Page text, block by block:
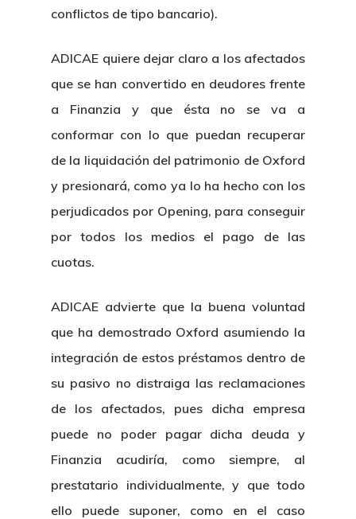
conflictos de tipo bancario).
ADICAE quiere dejar claro a los afectados
que se han convertido en deudores frente
a Finanzia y que ésta no se va a
conformar con lo que puedan recuperar
de la liquidación del patrimonio de Oxford
y presionará, como ya lo ha hecho con los
perjudicados por Opening, para conseguir
por todos los medios el pago de las
cuotas.
ADICAE advierte que la buena voluntad
que ha demostrado Oxford asumiendo la
integración de estos préstamos dentro de
su pasivo no distraiga las reclamaciones
de los afectados, pues dicha empresa
puede no poder pagar dicha deuda y
Finanzia acudiría, como siempre, al
prestatario individualmente, y que todo
ello puede suponer, como en el caso